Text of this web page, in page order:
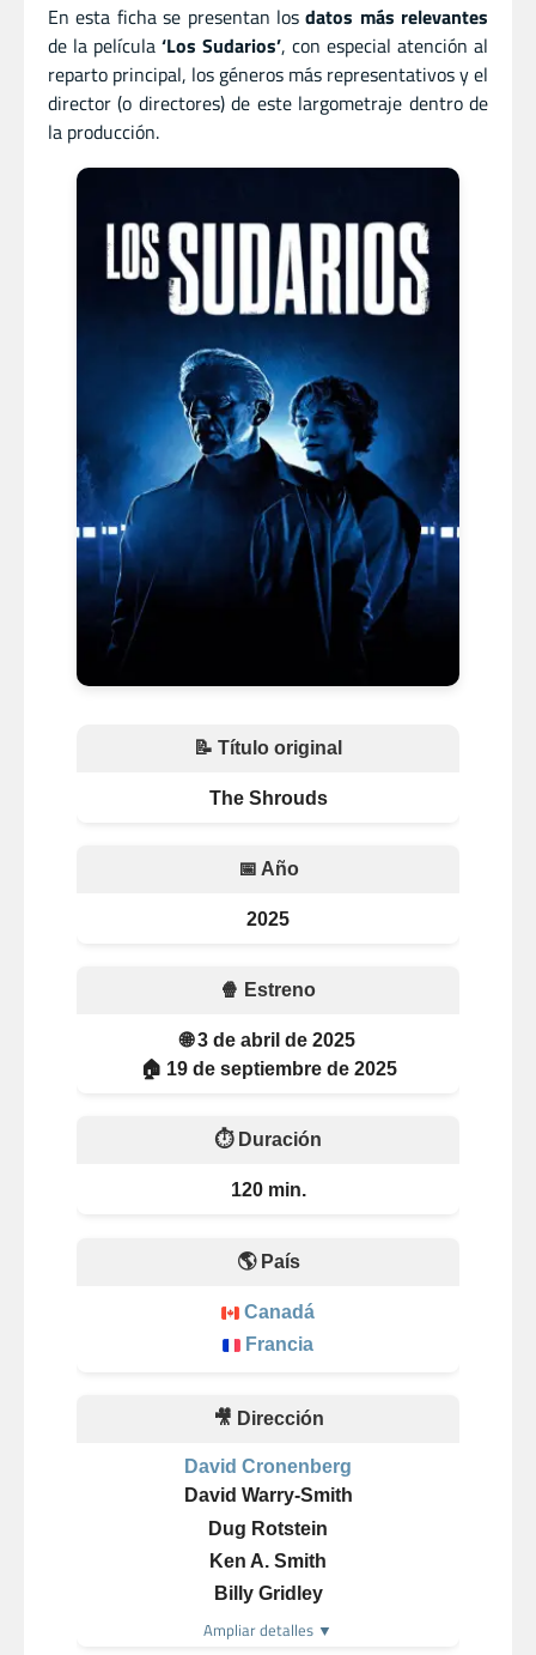
En esta ficha se presentan losdatos más relevantes
de la película ‘Los Sudarios’, con especial atención al
reparto principal, los géneros más representativos y el
director (o directores) de este largometraje dentro de
la producción.
📝 Título original
The Shrouds
📅 Año
2025
🍿 Estreno
🌐 3 de abril de 2025
🏠 19 de septiembre de 2025
⏱️ Duración
120 min.
🌎 País
Canadá
Francia
🎥 Dirección
David Cronenberg
David Warry-Smith
Dug Rotstein
Ken A. Smith
Billy Gridley
Ampliar detalles ▼